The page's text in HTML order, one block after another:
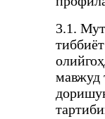
3.1.
мавжуд